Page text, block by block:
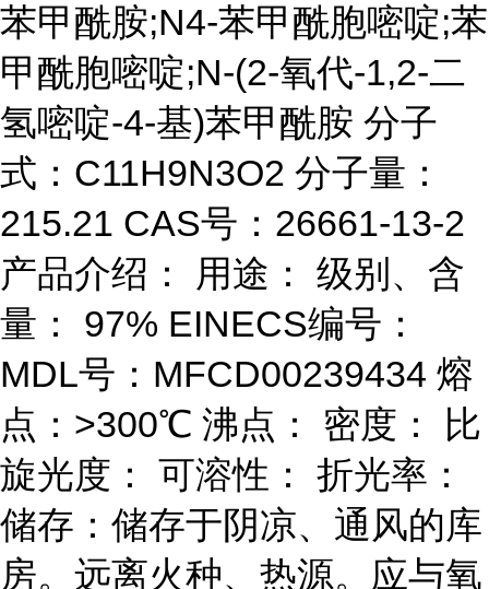
苯甲酰胺;N4-苯甲酰胞嘧啶;苯
甲酰胞嘧啶;N-(2-氧代-1,2-二
氢嘧啶-4-基)苯甲酰胺 分子
式：C11H9N3O2 分子量：
215.21 CAS号：26661-13-2
产品介绍： 用途： 级别、含
量： 97% EINECS编号：
MDL号：MFCD00239434 熔
点：>300℃ 沸点： 密度： 比
旋光度： 可溶性： 折光率：
储存：储存于阴凉、通风的库
房。远离火种、热源。应与氧